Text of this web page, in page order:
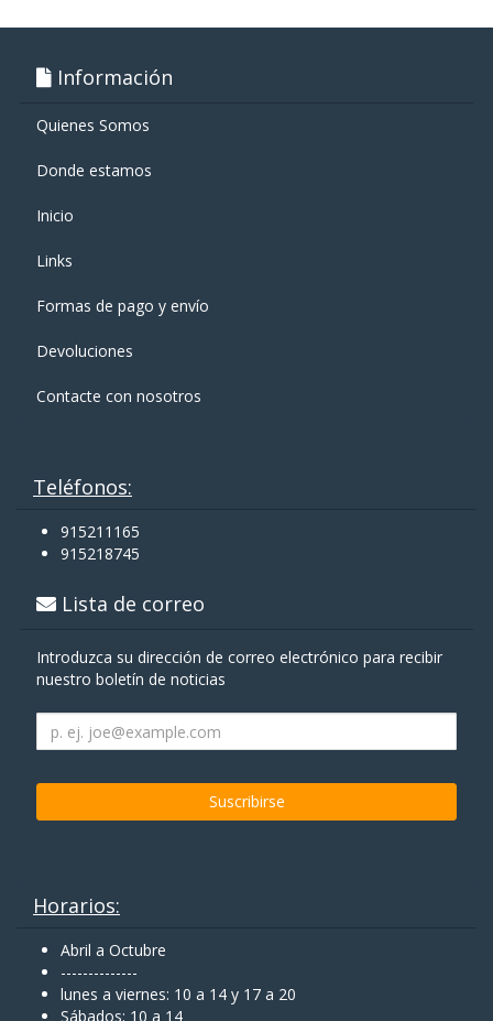
Información
Quienes Somos
Donde estamos
Inicio
Links
Formas de pago y enví­o
Devoluciones
Contacte con nosotros
Teléfonos:
915211165
915218745
Lista de correo
Introduzca su dirección de correo electrónico para recibir
nuestro boletín de noticias
Horarios:
Abril a Octubre
--------------
lunes a viernes: 10 a 14 y 17 a 20
Sábados: 10 a 14